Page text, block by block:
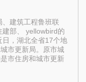
建筑工程鲁班联
建部、 yellowbird的
，湖北全省17个地
市更新局。原市城
市住房和城市更新